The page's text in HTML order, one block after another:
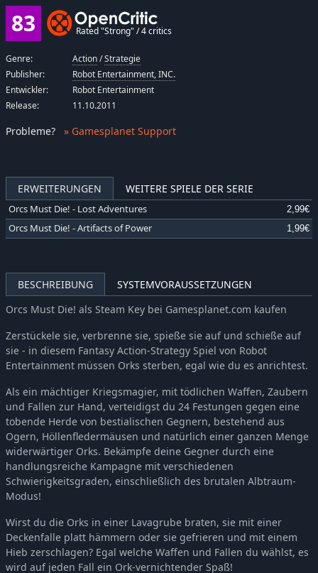
ERWEITERUNGEN WEITERE SPIELE DER SERIE
Orcs Must Die! - Lost Adventures 2,99€
Orcs Must Die! - Artifacts of Power 1,99€
BESCHREIBUNG
SYSTEMVORAUSSETZUNGEN
Orcs Must Die! als Steam Key bei Gamesplanet.com kaufen
Zerstückele sie, verbrenne sie, spieße sie auf und schieße auf
sie - in diesem Fantasy Action-Strategy Spiel von Robot
Entertainment müssen Orks sterben, egal wie du es anrichtest.
Als ein mächtiger Kriegsmagier, mit tödlichen Waffen, Zaubern
und Fallen zur Hand, verteidigst du 24 Festungen gegen eine
tobende Herde von bestialischen Gegnern, bestehend aus
Ogern, Höllenfledermäusen und natürlich einer ganzen Menge
widerwärtiger Orks. Bekämpfe deine Gegner durch eine
handlungsreiche Kampagne mit verschiedenen
Schwierigkeitsgraden, einschließlich des brutalen Albtraum-
Modus!
Wirst du die Orks in einer Lavagrube braten, sie mit einer
Deckenfalle platt hämmern oder sie gefrieren und mit einem
Hieb zerschlagen? Egal welche Waffen und Fallen du wählst, es
wird auf jeden Fall ein Ork-vernichtender Spaß!
83 Rated "Strong" / 4 critics
Genre: Action/Strategie
Publisher:
Robot Entertainment, INC.
Entwickler:
Robot Entertainment
Release:
11.10.2011
Probleme? » Gamesplanet Support